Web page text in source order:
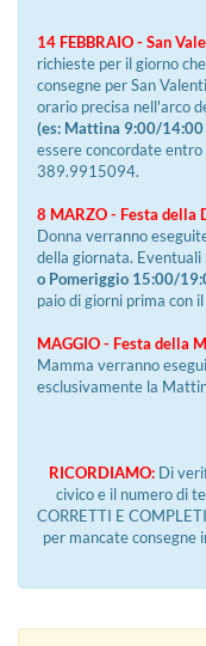
14 FEBBRAIO - San
richieste per il giorno
consegne per San
orario precisa nell'arco
(es: Mattina 9:00/
essere concordate
389.9915094.
8 MARZO - Festa della
Donna verranno
della giornata.
o Pomeriggio 15:00/
paio di giorni prima con
MAGGIO - Festa della
Mamma verranno
esclusivamente la
RICORDIAMO:Di
civico e il numero di
CORRETTI E
per mancate consegne